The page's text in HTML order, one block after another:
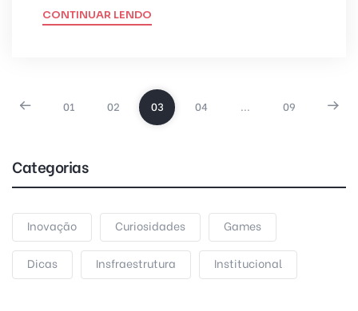
CONTINUAR LENDO
01 02 03 04 09
Categorias
Inovação Curiosidades Games
Dicas Insfraestrutura Institucional